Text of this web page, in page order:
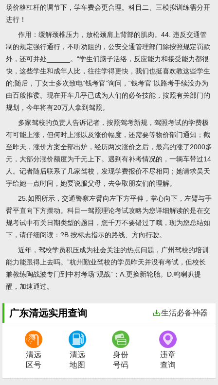
场价格杠杆的调节下，学车费会更合理。科目二、三模拟训练需分开
进行！
作用：缓解颈椎压力，放松颈肩上背部的肌肉。44. 违反交通管
制的规定强行通行，不听劝阻的，公安交通管理部门除按照规定罚款
外，还可并处______。“学生们脑子活络，反应能力和接受能力都很
快，这些学生和成年人比，往往学得更快，我们也挺喜欢教这些学生
的;随后，丁女士多次致电“钱考官”询问，“钱考官”以路考手续没办为
由百般推诿。现在开车几乎已成为人们的必备技能，按照有关部门的
规划，今年将有20万人拿到驾照。
多家驾校的负责人告诉记者，按照驾考新规，驾照考试的学费极
有可能上涨，但何时上涨以及涨价幅度，还需要等物价部门通知；截
至昨天，涨价方案全部出炉，经历两次涨价之后，最高的涨了2000多
元，大部分涨价额度为千元上下。遇到有补考情况的，一辆车带过14
人。记者随后联系了几家驾校，发现学费报价不尽相同；她请求吴天
宇给她一点时间，她要说服父母，去争取朋友们的理解。
25.如图所示，交通警察左臂向左下方平伸，掌心向下，左臂与手
臂平直向下方摆动。科目一驾照理论考试攻略为您详细解读的是在交
规考试中有关日期类型的题目，您千万不要错过了哦，现为您总结如
下，请仔细阅读：?B.按标志指示的路线、方向行驶。
近年，驾校学员积压成为社会关注的热点问题，广州驾校的培训
能力能跟得上去吗。”杭州勤业驾校的学员昨天并没有考试，但校长
兼教练陶战波专门到中村考场“观战”；A.更换新轮胎。D.鸣喇叭提
醒，加速通过。
广东清远实用查询 生活必备神器
清远
区号
清远
地图
身份
号码
违章
查询